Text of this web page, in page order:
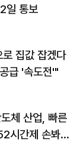
일 통보
집값 잡겠다
급 '속도전'"
체 산업, 빠른
시간제 손봐